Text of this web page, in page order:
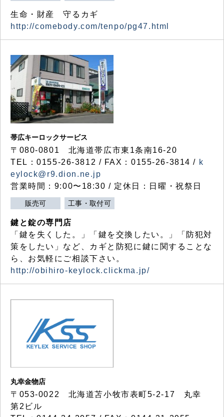
生命・財産 守るカギ
http://comebody.com/tenpo/pg47.html
帯広キーロックサービス
〒080-0801 北海道帯広市東1条南16-20
TEL：0155-26-3812 / FAX：0155-26-3814 / k
eylock@r9.dion.ne.jp
営業時間：9:00〜18:30 / 定休日：日曜・祝祭日
販売可 工事・取付可
鍵と錠の専門店
「鍵を失くした。」「鍵を交換したい。」「防犯対
策をしたい」など、カギと防犯に鍵に関することな
ら、お気軽にご相談下さい。
http://obihiro-keylock.clickma.jp/
丸幸金物店
〒053-0022 北海道苫小牧市表町5-2-17 丸幸
第2ビル